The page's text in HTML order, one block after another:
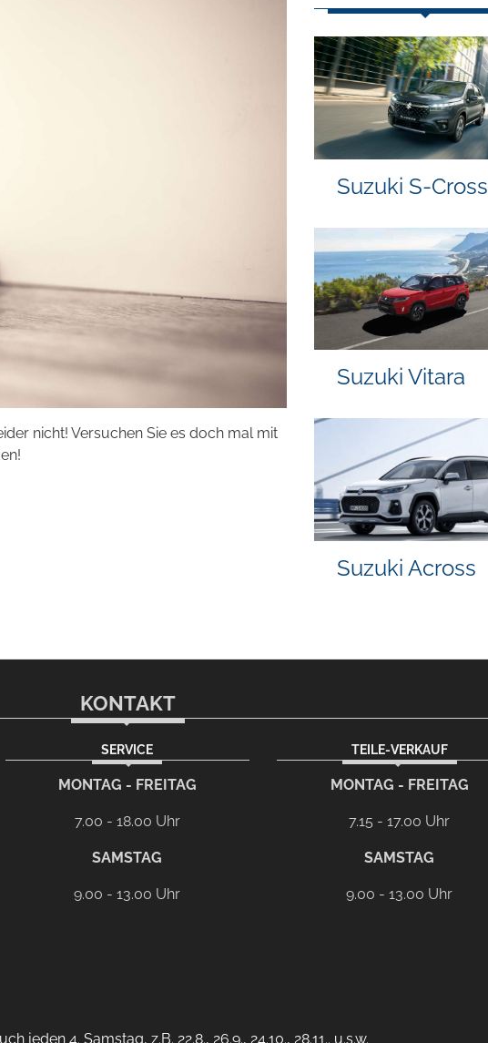
nicht! Versuchen Sie es doch mal mit
Suzuki S-Cross
Suzuki Vitara
Suzuki Across
KONTAKT
SERVICE
MONTAG - FREITAG
7.00 - 18.00 Uhr
SAMSTAG
9.00 - 13.00 Uhr
TEILE-VERKAUF
MONTAG - FREITAG
7.15 - 17.00 Uhr
SAMSTAG
9.00 - 13.00 Uhr
jeden 4. Samstag, z.B. 22.8., 26.9., 24.10., 28.11.. u.s.w.